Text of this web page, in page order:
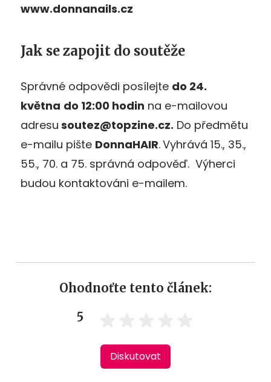
www.donnanails.cz
Jak se zapojit do soutěže
Správné odpovědi posílejte do 24.
května do 12:00 hodin na e-mailovou
adresu soutez@topzine.cz. Do předmětu
e-mailu pište DonnaHAIR.Vyhrává 15., 35.,
55., 70. a 75. správná odpověď. Výherci
budou kontaktováni e-mailem.
Ohodnoťte tento článek:
5
Diskutovat